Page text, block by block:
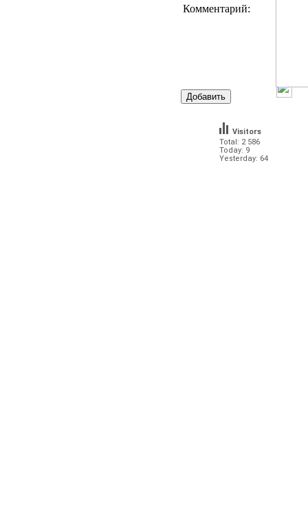
Комментарий:
Total: 2 586
Today: 9
Yesterday: 64
Visitors